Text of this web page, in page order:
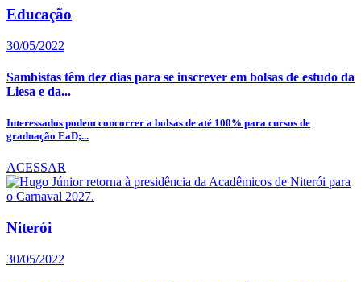
Educação
30/05/2022
Sambistas têm dez dias para se inscrever em bolsas de estudo da
Liesa e da...
Interessados podem concorrer a bolsas de até 100% para cursos de
graduação EaD;...
ACESSAR
Niterói
30/05/2022